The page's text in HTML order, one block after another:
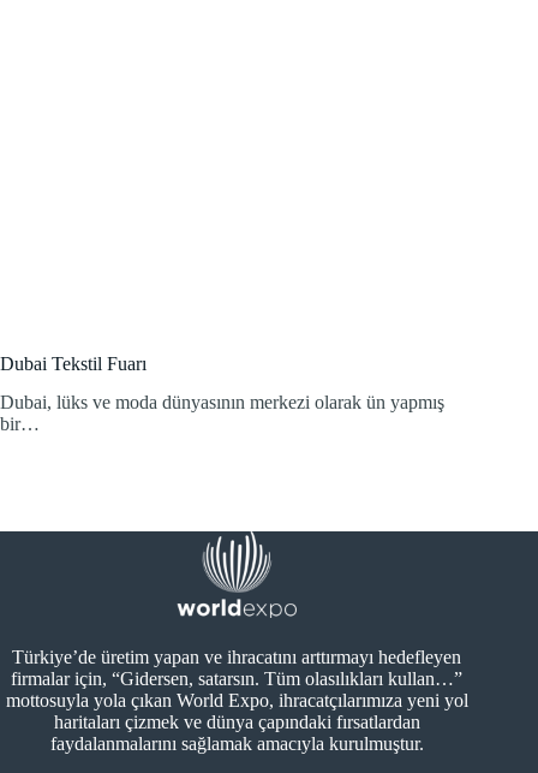
Dubai Tekstil Fuarı
Dubai, lüks ve moda dünyasının merkezi olarak ün yapmış
bir…
Türkiye’de üretim yapan ve ihracatını arttırmayı hedefleyen
firmalar için, “Gidersen, satarsın. Tüm olasılıkları kullan…”
mottosuyla yola çıkan World Expo, ihracatçılarımıza yeni yol
haritaları çizmek ve dünya çapındaki fırsatlardan
faydalanmalarını sağlamak amacıyla kurulmuştur.